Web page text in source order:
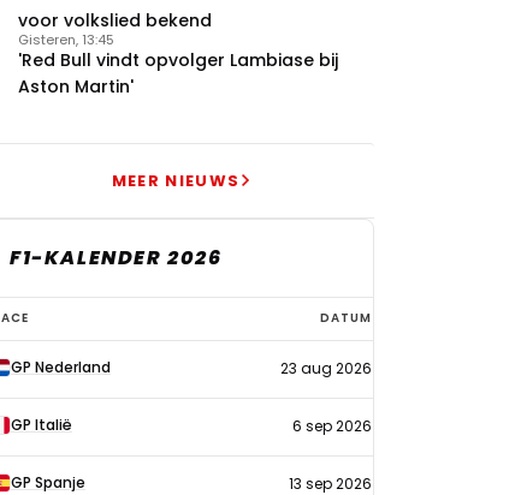
voor volkslied bekend
'Red Bull vindt opvolger Lambiase bij
Aston Martin'
Gisteren, 13:45
MEER NIEUWS
F1-KALENDER 2026
DATUM
GP Nederland 23 aug 2026
GP Italië 6 sep 2026
GP Spanje 13 sep 2026